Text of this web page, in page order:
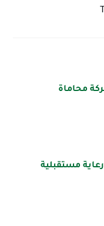
محاماة
مستقبلية